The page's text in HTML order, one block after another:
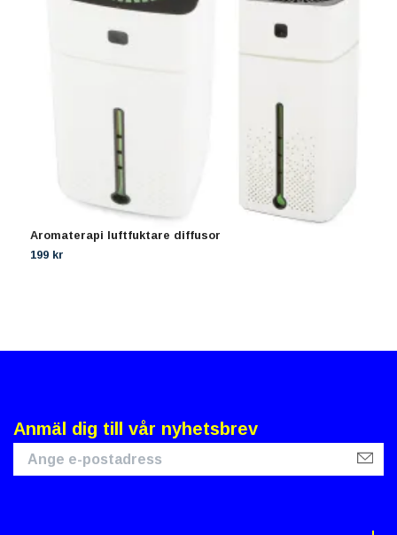
Aromaterapi luftfuktare diffusor
199 kr
Anmäl dig till vår nyhetsbrev